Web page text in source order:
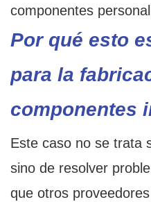
componentes
Por qué esto
para la
componentes
Este caso no se trata
sino de resolver
que otros